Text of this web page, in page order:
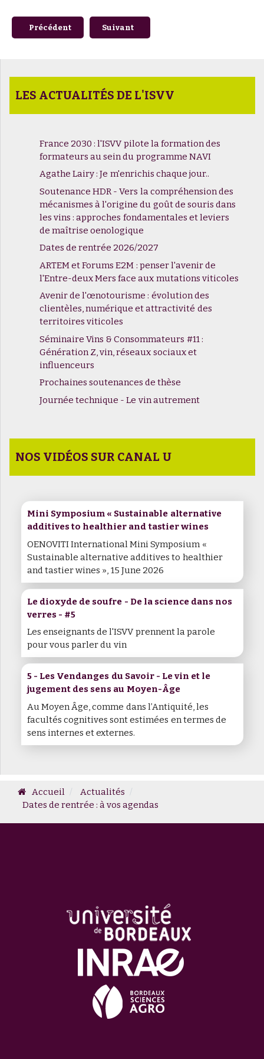
Article précédent : Revivez la présentation et la
Précédent Article suivant : Soutenance de thèse -
Suivant
LES ACTUALITÉS DE L'ISVV
France 2030 : l'ISVV pilote la formation des
formateurs au sein du programme NAVI
Agathe Lairy : Je m'enrichis chaque jour..
Soutenance HDR - Vers la compréhension des
mécanismes à l'origine du goût de souris dans
les vins : approches fondamentales et leviers
de maîtrise oenologique
Dates de rentrée 2026/2027
ARTEM et Forums E2M : penser l'avenir de
l'Entre-deux Mers face aux mutations viticoles
Avenir de l'œnotourisme : évolution des
clientèles, numérique et attractivité des
territoires viticoles
Séminaire Vins & Consommateurs #11 :
Génération Z, vin, réseaux sociaux et
influenceurs
Prochaines soutenances de thèse
Journée technique - Le vin autrement
NOS VIDÉOS SUR CANAL U
Mini Symposium « Sustainable alternative
additives to healthier and tastier wines
OENOVITI International Mini Symposium «
Sustainable alternative additives to healthier
and tastier wines », 15 June 2026
Le dioxyde de soufre - De la science dans nos
verres - #5
Les enseignants de l'ISVV prennent la parole
pour vous parler du vin
5 - Les Vendanges du Savoir - Le vin et le
jugement des sens au Moyen-Âge
Au Moyen Âge, comme dans l’Antiquité, les
facultés cognitives sont estimées en termes de
sens internes et externes.
Accueil
Actualités
Dates de rentrée : à vos agendas